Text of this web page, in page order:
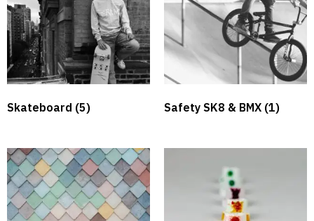
Skateboard (5) Safety SK8 & BMX​ (1)